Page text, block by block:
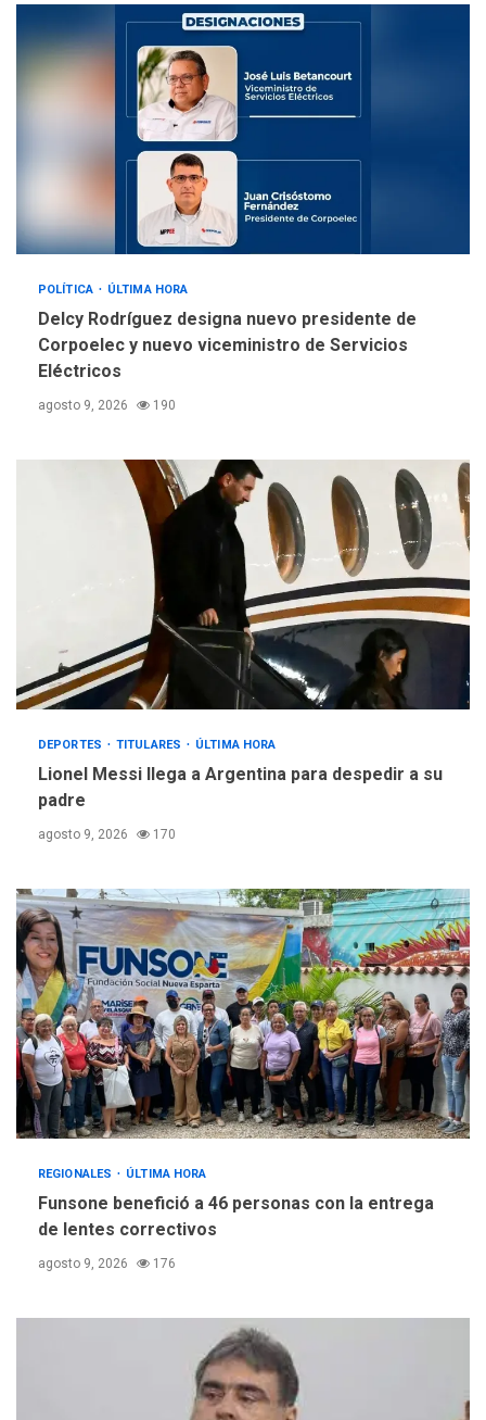
4
llevar a problemas
sanitarios y asumirse como
problema de orden público
REGIONALES
Alcaldía de Mariño climatiza
Núcleo del Sistema de
Orquestas Porlamar
POLÍTICA ÚLTIMA HORA
Delcy Rodríguez designa nuevo presidente de
Corpoelec y nuevo viceministro de Servicios
Eléctricos
agosto 9, 2026 190
DEPORTES TITULARES ÚLTIMA HORA
Lionel Messi llega a Argentina para despedir a su
padre
agosto 9, 2026 170
REGIONALES ÚLTIMA HORA
Funsone benefició a 46 personas con la entrega
de lentes correctivos
agosto 9, 2026 176